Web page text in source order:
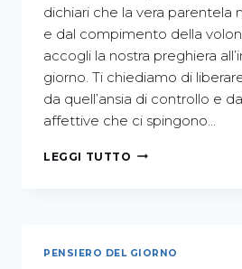
dichiari che la vera parentela
e dal compimento della
accogli la nostra preghiera
giorno. Ti chiediamo di
da quell’ansia di controllo e
affettive che ci spingono…
LEGGI TUTTO
PENSIERO DEL GIORNO